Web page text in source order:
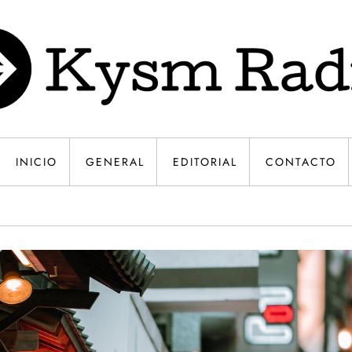
INICIO GENERAL EDITORIAL CONTACTO